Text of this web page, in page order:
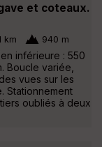
et coteaux.
km 940 m
inférieure : 550
Boucle variée,
vues sur les
Stationnement
oubliés à deux